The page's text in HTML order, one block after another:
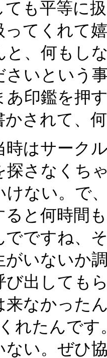
ても平等に
ってくれて
と、何もし
さいという
あ印鑑を押
かされて、
はサーク
探さなくち
けない。で
ると何時間
でですね、
がいないか
び出しても
来なかった
れたんで
ない。ぜひ